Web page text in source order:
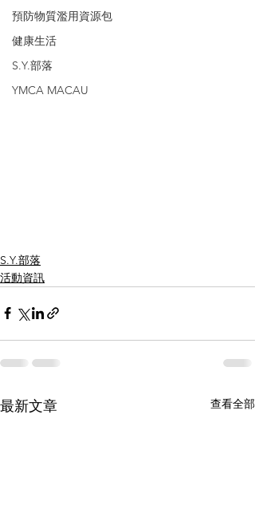
預防物質濫用資源包
健康生活
S.Y.部落
YMCA MACAU
S.Y.部落
活動資訊
最新文章 查看全部